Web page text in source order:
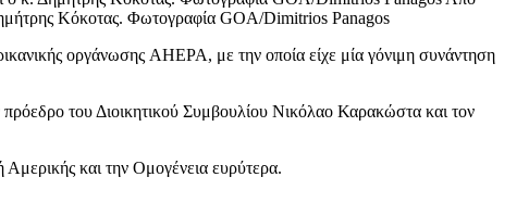
Κόκοτας. Φωτογραφία GOA/Dimitrios Panagos
οργάνωσης AHEPA, με την οποία είχε μία γόνιμη συνάντηση
του Διοικητικού Συμβουλίου Νικόλαο Καρακώστα και τον
και την Ομογένεια ευρύτερα.